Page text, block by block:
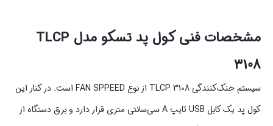
مشخصات فنی کول پد تسکو مدل TLCP
3108
سیستم خنک‌کنندگی TLCP 3108 از نوع FAN SPPEED است. در کنار این
کول پد یک کابل USB تایپ A سی‌سانتی متری قرار دارد و برق دستگاه از